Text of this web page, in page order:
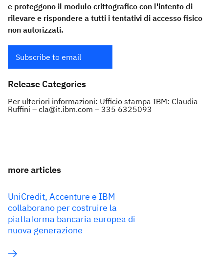
e proteggono il modulo crittografico con l'intento di
rilevare e rispondere a tutti i tentativi di accesso fisico
non autorizzati.
Subscribe to email
Release Categories
Per ulteriori informazioni: Ufficio stampa IBM: Claudia
Ruffini – cla@it.ibm.com – 335 6325093
more articles
UniCredit, Accenture e IBM
collaborano per costruire la
piattaforma bancaria europea di
nuova generazione